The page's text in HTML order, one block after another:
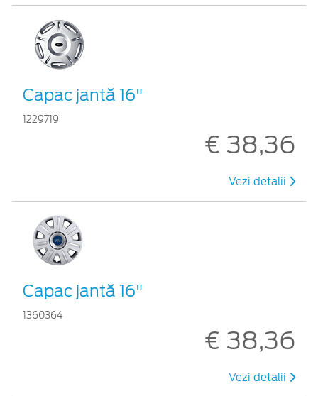
Capac jantă 16"
1229719
€ 38,36
Vezi detalii
Capac jantă 16"
1360364
€ 38,36
Vezi detalii